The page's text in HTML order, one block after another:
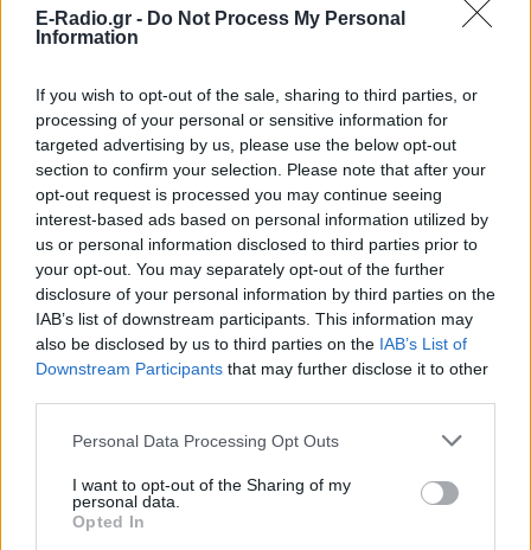
E-Radio.gr - Do Not Process My Personal
Information
If you wish to opt-out of the sale, sharing to third parties, or
processing of your personal or sensitive information for
targeted advertising by us, please use the below opt-out
section to confirm your selection. Please note that after your
opt-out request is processed you may continue seeing
interest-based ads based on personal information utilized by
us or personal information disclosed to third parties prior to
your opt-out. You may separately opt-out of the further
disclosure of your personal information by third parties on the
IAB’s list of downstream participants. This information may
also be disclosed by us to third parties on the IAB’s List of
Downstream Participants that may further disclose it to other
Personal Data Processing Opt Outs
I want to opt-out of the Sharing of my
personal data.
Opted In
«ταλαντευόμενη στάση».
αποφυλάκισης, η επιτροπή αποφυλάκισης έλαβε
υπόψη την έκθεση που συνέταξε ο ψυχολόγος των
φυλακών, από την οποία προέκυψε ότι ο κατάδικος
(επιμ. Κωνσταντίνος Πάσσαρης) έχει προσαρμοστεί
στη ζωή στο σωφρονιστικό κατάστημα και δεν
δημιουργεί προβλήματα. Στα πρακτικά της
παρούσας δικογραφίας, η ίδια επιτροπή όμως
αναδείκνύει ότι κατά την εκτέλεση της ποινής ο
καταδικασθείς κάποιες φορές είχε άτακτη
συμπεριφορά.
απαραίτητο να υποβληθούν τα έγγραφα που
ζητήθηκαν στη δικογραφία που να αποδεικνύουν ότι
η συνεχιζόμενη κράτηση του καταδίκου στα